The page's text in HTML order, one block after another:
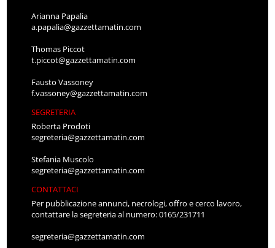
Arianna Papalia
a.papalia@gazzettamatin.com
Thomas Piccot
t.piccot@gazzettamatin.com
Fausto Vassoney
f.vassoney@gazzettamatin.com
SEGRETERIA
Roberta Prodoti
segreteria@gazzettamatin.com
Stefania Muscolo
segreteria@gazzettamatin.com
CONTATTACI
Per pubblicazione annunci, necrologi, offro e cerco lavoro,
contattare la segreteria al numero: 0165/231711
segreteria@gazzettamatin.com